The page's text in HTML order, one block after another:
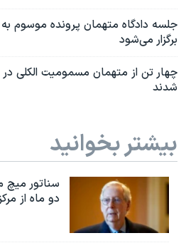
برگزار می‌شود
چهار تن از متهمان مسمومیت الکلی در
شدند
بیشتر بخوانید
سناتور
دو ماه از